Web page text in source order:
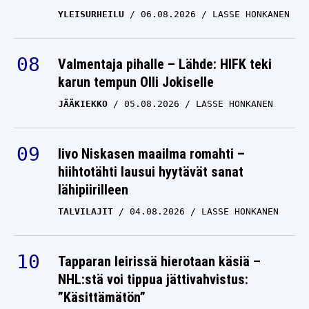
YLEISURHEILU 06.08.2026 LASSE HONKANEN
Valmentaja pihalle – Lähde: HIFK teki
karun tempun Olli Jokiselle
JÄÄKIEKKO 05.08.2026 LASSE HONKANEN
Iivo Niskasen maailma romahti –
hiihtotähti lausui hyytävät sanat
lähipiirilleen
TALVILAJIT 04.08.2026 LASSE HONKANEN
Tapparan leirissä hierotaan käsiä –
NHL:stä voi tippua jättivahvistus:
”Käsittämätön”